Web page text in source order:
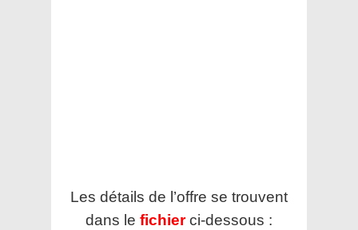
Les détails de l’offre se trouvent
dans le fichier ci-dessous :